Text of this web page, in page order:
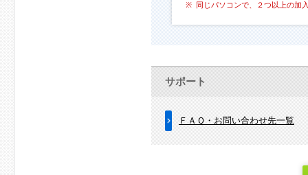
同じパソコンで、２つ以上の加
サポート
ＦＡＱ・お問い合わせ先一覧